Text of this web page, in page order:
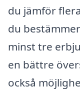
du jämför
du
minst tre
en bättre
också